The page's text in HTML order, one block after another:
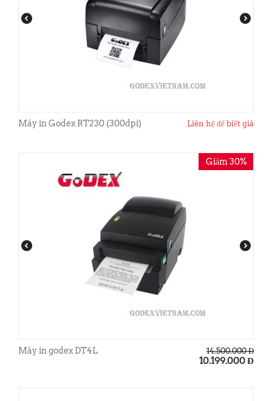
Máy in Godex RT230 (300dpi) Liên hệ để biết giá
Giảm 30%
Máy in godex DT4L 14.500.000 Đ
10.199.000Đ